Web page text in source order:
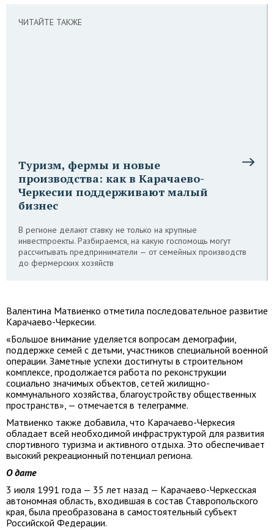
ЧИТАЙТЕ ТАКЖЕ
Туризм, фермы и новые
производства: как в Карачаево-
Черкесии поддерживают малый
бизнес
В регионе делают ставку не только на крупные
инвестпроекты. Разбираемся, на какую госпомощь могут
рассчитывать предприниматели — от семейных производств
до фермерских хозяйств
Валентина Матвиенко отметила последовательное развитие
Карачаево-Черкесии.
«Большое внимание уделяется вопросам демографии,
поддержке семей с детьми, участников специальной военной
операции. Заметные успехи достигнуты в строительном
комплексе, продолжается работа по реконструкции
социально значимых объектов, сетей жилищно-
коммунального хозяйства, благоустройству общественных
пространств», — отмечается в телеграмме.
Матвиенко также добавила, что Карачаево-Черкесия
обладает всей необходимой инфраструктурой для развития
спортивного туризма и активного отдыха. Это обеспечивает
высокий рекреационный потенциал региона.
О дате
3 июля 1991 года — 35 лет назад — Карачаево-Черкесская
автономная область, входившая в состав Ставропольского
края, была преобразована в самостоятельный субъект
Российской Федерации.